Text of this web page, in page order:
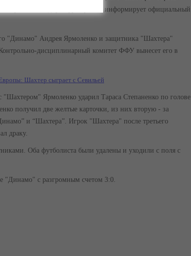
Украины на одну игру. Про это информирует официальный
"Динамо" Андрея Ярмоленко и защитника "Шахтера"
дисциплинарный комитет ФФУ вынесет его в
Шахтер сыграет с Севильей
"Шахтером" Ярмоленко ударил Тараса Степаненко по голове
получил две желтые карточки, из них вторую - за
и “Шахтера”. Игрок "Шахтера" после третьего
драку.
Оба футболиста были удалены и уходили с поля с
"Динамо" с разгромным счетом 3:0.